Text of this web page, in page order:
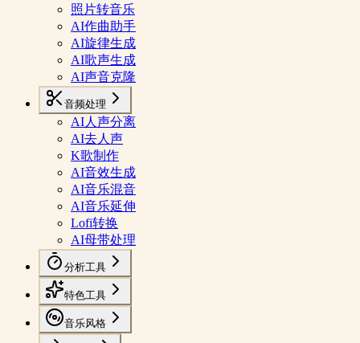
照片转音乐
AI作曲助手
AI旋律生成
AI歌声生成
AI声音克隆
音频处理
AI人声分离
AI去人声
K歌制作
AI音效生成
AI音乐混音
AI音乐延伸
Lofi转换
AI母带处理
分析工具
特色工具
音乐风格